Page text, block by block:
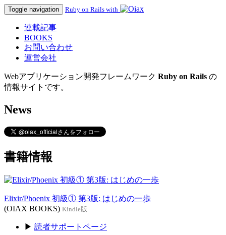
Toggle navigation Ruby on Rails with
連載記事
BOOKS
お問い合わせ
運営会社
Webアプリケーション開発フレームワーク Ruby on Rails の
情報サイトです。
News
書籍情報
Elixir/Phoenix 初級① 第3版: はじめの一歩
(OIAX BOOKS) Kindle版
▶ 読者サポートページ